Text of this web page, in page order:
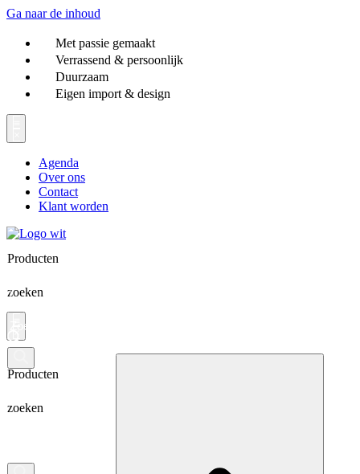
Ga naar de inhoud
Met passie gemaakt
Verrassend & persoonlijk
Duurzaam
Eigen import & design
Agenda
Over ons
Contact
Klant worden
Producten
zoeken
Producten
zoeken